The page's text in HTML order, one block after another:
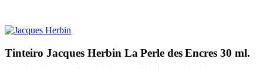
Tinteiro Jacques Herbin La Perle des Encres 30 ml.